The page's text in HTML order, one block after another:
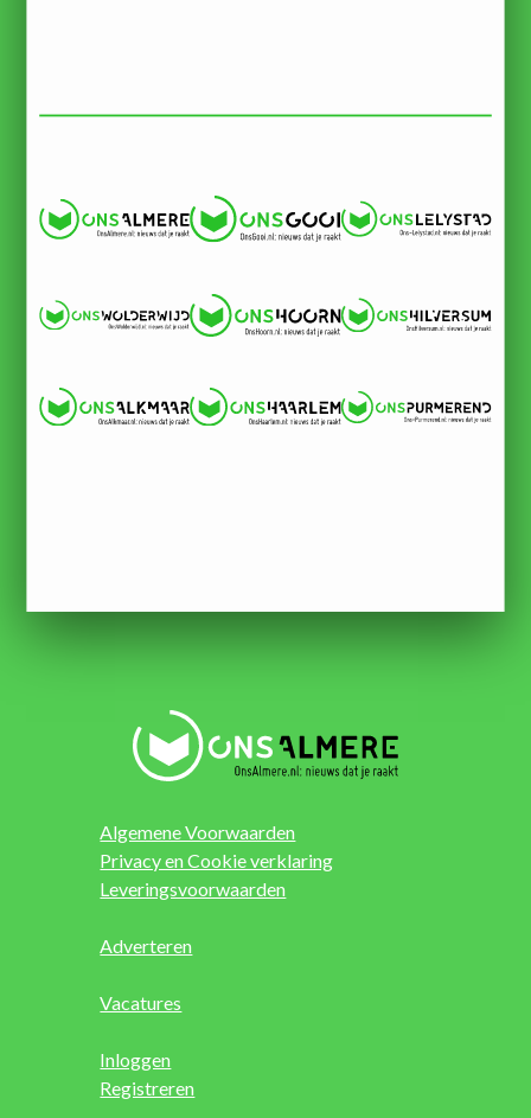
Algemene Voorwaarden
Privacy en Cookie verklaring
Leveringsvoorwaarden
Adverteren
Vacatures
Inloggen
Registreren